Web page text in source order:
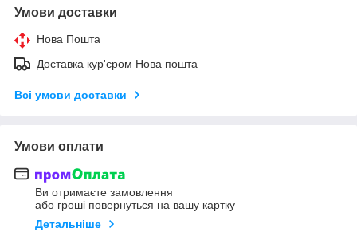
Умови доставки
Нова Пошта
Доставка кур'єром Нова пошта
Всі умови доставки
Умови оплати
Ви отримаєте замовлення
або гроші повернуться на вашу картку
Детальніше